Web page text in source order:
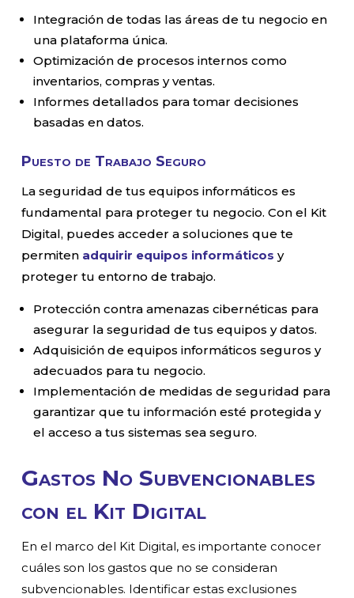
Integración de todas las áreas de tu negocio en
una plataforma única.
Optimización de procesos internos como
inventarios, compras y ventas.
Informes detallados para tomar decisiones
basadas en datos.
Puesto de Trabajo Seguro
La seguridad de tus equipos informáticos es
fundamental para proteger tu negocio. Con el Kit
Digital, puedes acceder a soluciones que te
permiten adquirir equipos informáticos y
proteger tu entorno de trabajo.
Protección contra amenazas cibernéticas para
asegurar la seguridad de tus equipos y datos.
Adquisición de equipos informáticos seguros y
adecuados para tu negocio.
Implementación de medidas de seguridad para
garantizar que tu información esté protegida y
el acceso a tus sistemas sea seguro.
Gastos No Subvencionables
con el Kit Digital
En el marco del Kit Digital, es importante conocer
cuáles son los gastos que no se consideran
subvencionables. Identificar estas exclusiones